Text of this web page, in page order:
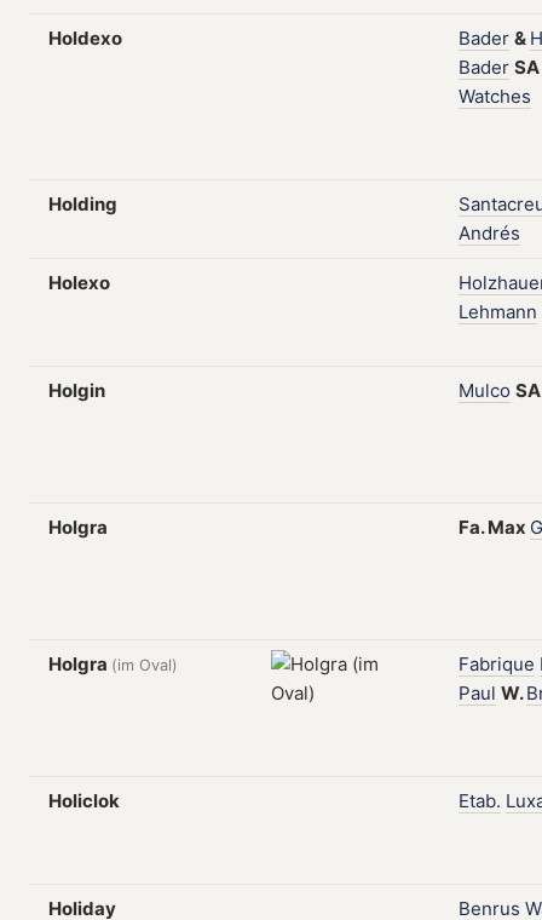
Holdexo Bader &
Bader SA
Watches
Holding
Andrés
Holexo
Lehmann
Holgin Mulco SA
Holgra Fa.Max
Holgra (im Oval) Fabrique
Paul W.
Holiclok Etab.
Holiday Benrus